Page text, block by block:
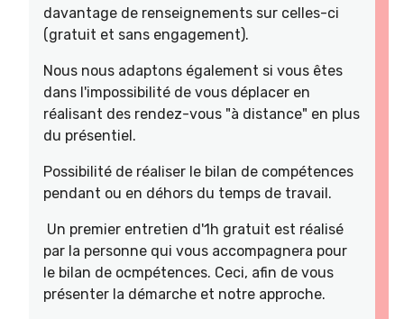
davantage de renseignements sur celles-ci
(gratuit et sans engagement).
Nous nous adaptons également si vous êtes
dans l'impossibilité de vous déplacer en
réalisant des rendez-vous "à distance" en plus
du présentiel.
Possibilité de réaliser le bilan de compétences
pendant ou en déhors du temps de travail.
Un premier entretien d'1h gratuit est réalisé
par la personne qui vous accompagnera pour
le bilan de ocmpétences. Ceci, afin de vous
présenter la démarche et notre approche.